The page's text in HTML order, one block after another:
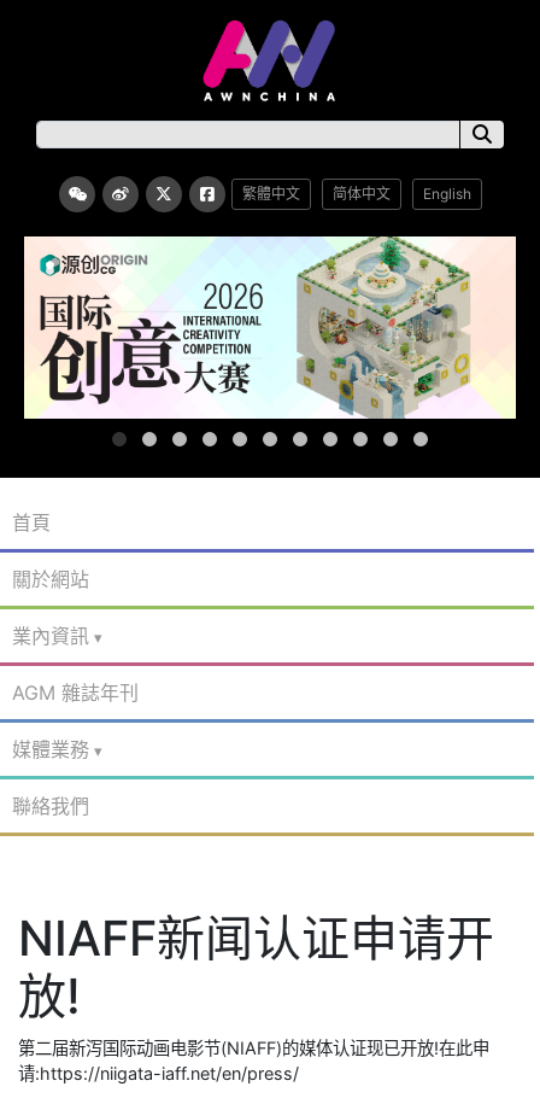
繁體中文 简体中文 English
首頁
關於網站
業內資訊
AGM 雜誌年刊
媒體業務
聯絡我們
NIAFF新闻认证申请开
放!
第二届新泻国际动画电影节(NIAFF)的媒体认证现已开放!在此申
请:https://niigata-iaff.net/en/press/